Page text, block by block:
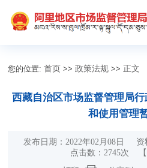
您的位置:首页 >>政策法规 >> 正文
西藏自治区市场监督管理局
和使用管理
发布日期：2022年02月08日 资
点击数： 2745次